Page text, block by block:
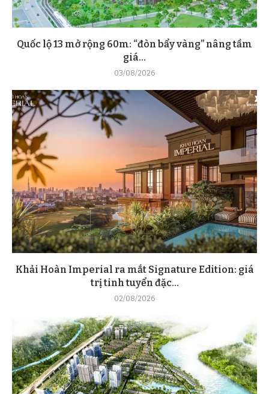
Quốc lộ 13 mở rộng 60m: “đòn bẩy vàng” nâng tầm
giá...
03/08/2026
Khải Hoàn Imperial ra mắt Signature Edition: giá
trị tinh tuyển đặc...
02/08/2026